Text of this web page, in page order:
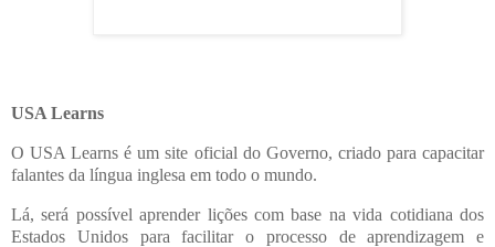
USA Learns
O USA Learns é um site oficial do Governo, criado para capacitar
falantes da língua inglesa em todo o mundo.
Lá, será possível aprender lições com base na vida cotidiana dos
Estados Unidos para facilitar o processo de aprendizagem e